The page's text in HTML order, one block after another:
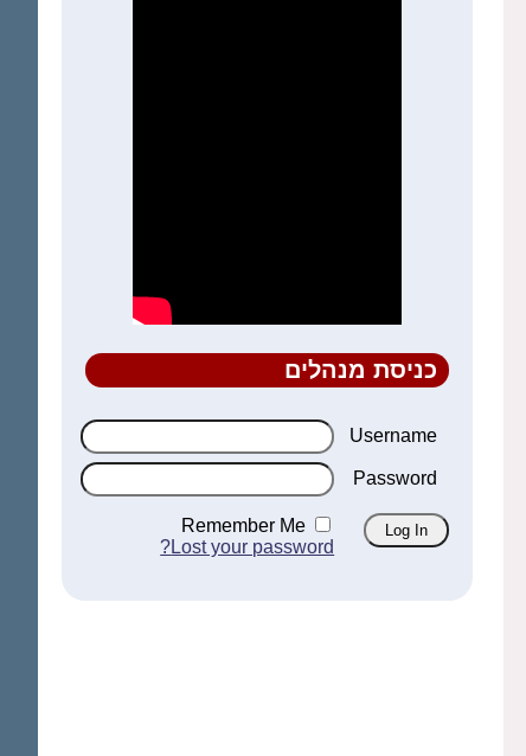
כניסת מנהלים
Username
Password
Remember Me
Lost your password?